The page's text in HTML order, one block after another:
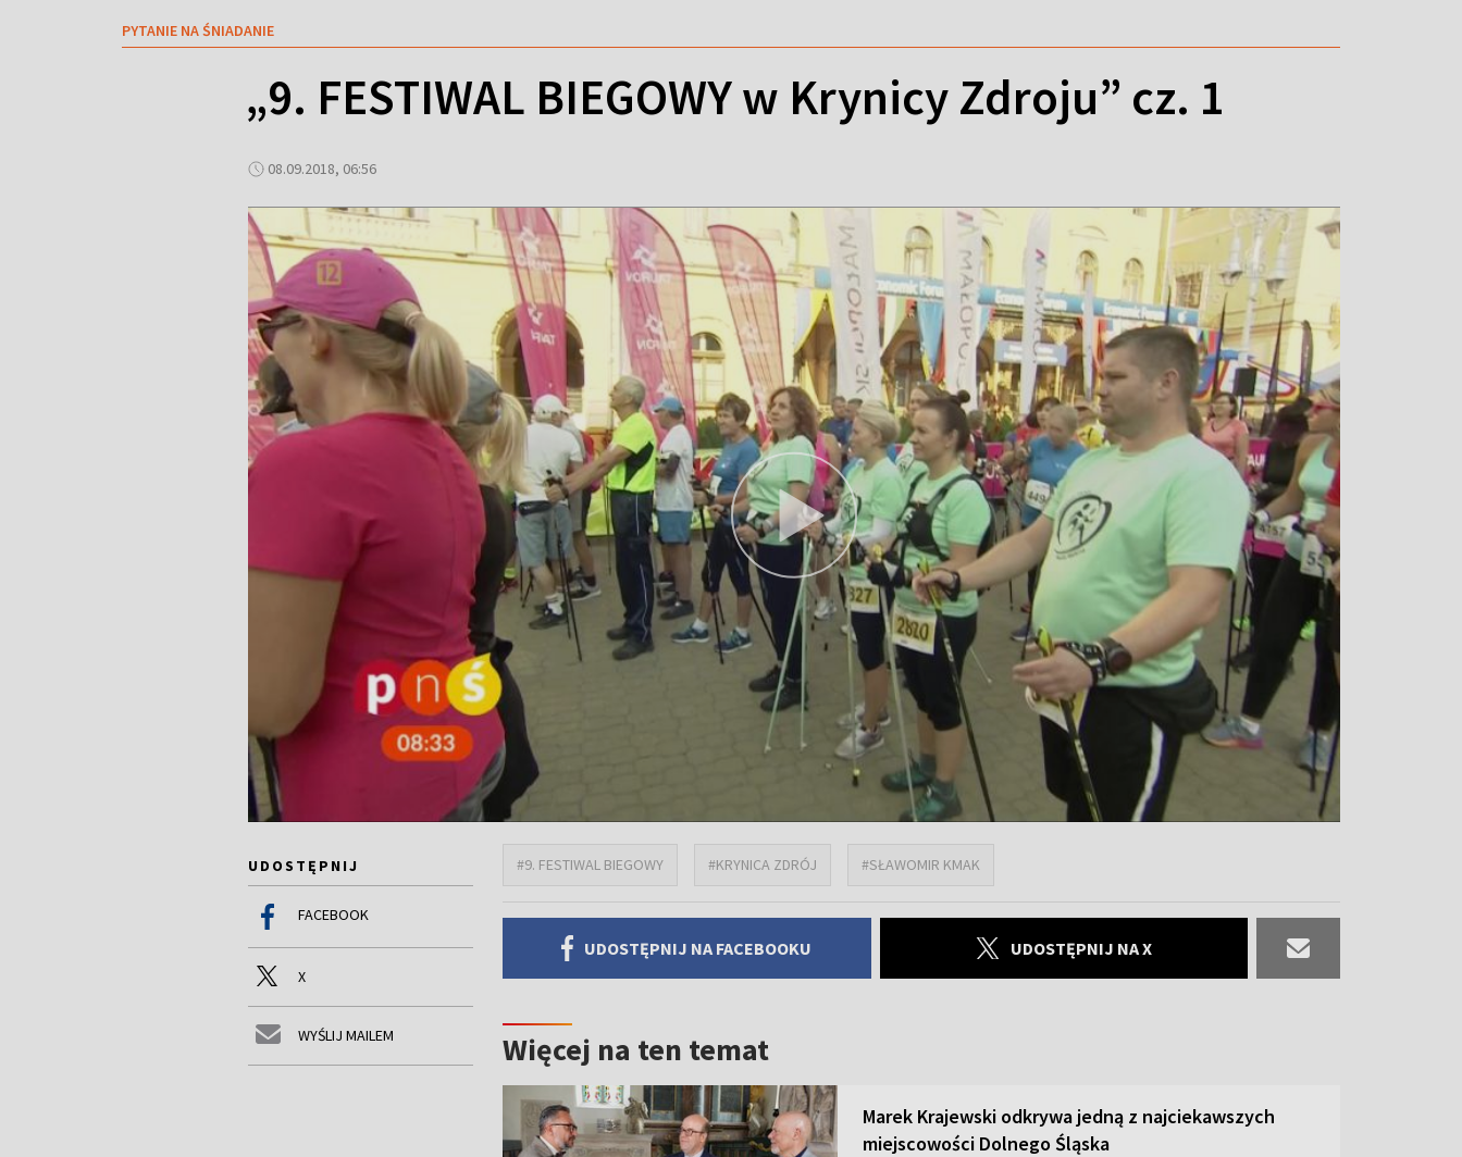
PYTANIE NA ŚNIADANIE
„9. FESTIWAL BIEGOWY w Krynicy Zdroju” cz. 1
08.09.2018, 06:56
UDOSTĘPNIJ
FACEBOOK
X
WYŚLIJ MAILEM
#9. FESTIWAL BIEGOWY #KRYNICA ZDRÓJ #SŁAWOMIR KMAK
UDOSTĘPNIJ NA FACEBOOKU UDOSTĘPNIJ NA X
Więcej na ten temat
Marek Krajewski odkrywa jedną z najciekawszych
miejscowości Dolnego Śląska